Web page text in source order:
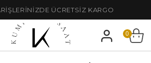
ÜCRETSİZ KARGO
0